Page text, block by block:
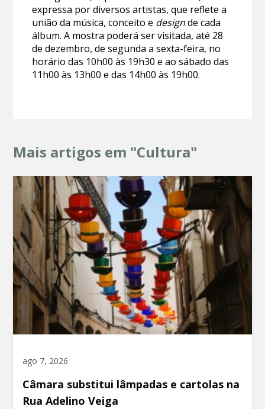
expressa por diversos artistas, que reflete a
união da música, conceito e designde cada
álbum. A mostra poderá ser visitada, até 28
de dezembro, de segunda a sexta-feira, no
horário das 10h00 às 19h30 e ao sábado das
11h00 às 13h00 e das 14h00 às 19h00.
Mais artigos em "Cultura"
ago 7, 2026
Câmara substitui lâmpadas e cartolas na
Rua Adelino Veiga